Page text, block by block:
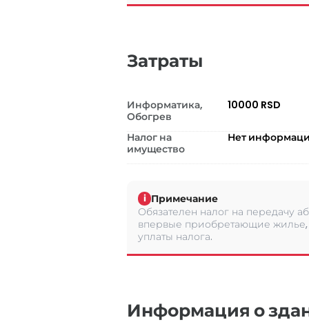
Затраты
Информатика,
Обогрев
10000 RSD
Налог на
имущество
Нет
i Примечание
Обязателен налог на передачу
впервые приобретающие жилье,
уплаты налога.
Информация о